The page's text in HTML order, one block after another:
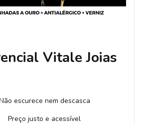
Vitale Joias
escurece nem descasca
Preço justo e acessível